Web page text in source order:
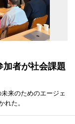
者が社会課題
来のためのエージェ
た。